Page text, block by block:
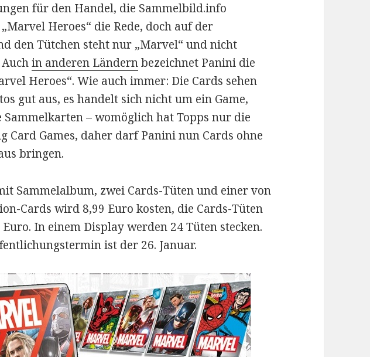
für den Handel, die Sammelbild.info
Heroes“ die Rede, doch auf der
den Tütchen steht nur „Marvel“ und nicht
Auchin anderen Ländernbezeichnet Panini die
Heroes“. Wie auch immer: Die Cards sehen
gut aus, es handelt sich nicht um ein Game,
– womöglich hat Topps nur die
Card Games, daher darf Panini nun Cards ohne
bringen.
Sammelalbum, zwei Cards-Tüten und einer von
Cards wird 8,99 Euro kosten, die Cards-Tüten
In einem Display werden 24 Tüten stecken.
ist der 26. Januar.